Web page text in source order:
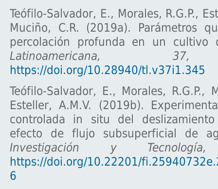
Teófilo-Salvador, E., Morales, R.G.P.,
Muciño, C.R. (2019a). Parámetros
percolación profunda en un
Latinoamericana, 37,
https://doi.org/10.28940/tl.v37i1.345
Teófilo-Salvador, E., Morales, R.G.P.,
Esteller, A.M.V. (2019b).
controlada in situ del
efecto de flujo subsuperficial de
Investigación y
https://doi.org/10.22201/
6